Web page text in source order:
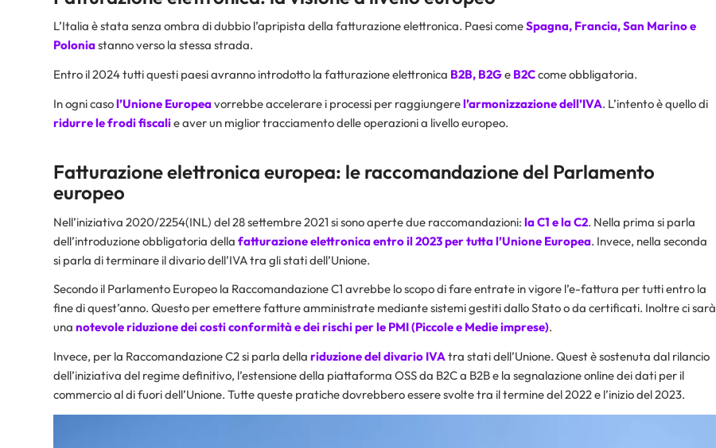
L’Italia è stata senza ombra di dubbio l’apripista della fatturazione elettronica. Paesi comeSpagna, Francia, San Marino e
Poloniastanno verso la stessa strada.
Entro il 2024 tutti questi paesi avranno introdotto la fatturazione elettronica B2B, B2Ge B2Ccome obbligatoria.
In ogni casol’Unione Europeavorrebbe accelerare i processi per raggiungerel’armonizzazione dell’IVA. L’intento è quello di
ridurre le frodi fiscalie aver un miglior tracciamento delle operazioni a livello europeo.
Fatturazione elettronica europea: le raccomandazione del Parlamento
europeo
Nell’iniziativa 2020/2254(INL) del 28 settembre 2021 si sono aperte due raccomandazioni: la C1 e la C2. Nella prima si parla
dell’introduzione obbligatoria della fatturazione elettronica entro il 2023 per tutta l’Unione Europea. Invece, nella seconda
si parla di terminare il divario dell’IVA tra gli stati dell’Unione.
Secondo il Parlamento Europeo la Raccomandazione C1 avrebbe lo scopo di fare entrate in vigore l’e-fattura per tutti entro la
fine di quest’anno. Questo per emettere fatture amministrate mediante sistemi gestiti dallo Stato o da certificati. Inoltre ci sarà
una notevole riduzione dei costi conformità e dei rischi per le PMI (Piccole e Medie imprese).
Invece, per la Raccomandazione C2 si parla della riduzione del divario IVAtra stati dell’Unione. Quest è sostenuta dal rilancio
dell’iniziativa del regime definitivo, l’estensione della piattaforma OSS da B2C a B2B e la segnalazione online dei dati per il
commercio al di fuori dell’Unione. Tutte queste pratiche dovrebbero essere svolte tra il termine del 2022 e l’inizio del 2023.